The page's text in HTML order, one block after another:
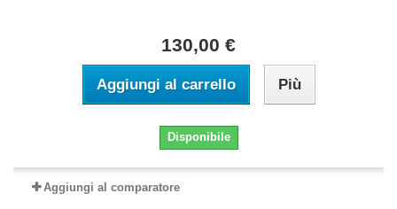
130,00 €
Aggiungi al carrello Più
Disponibile
Aggiungi al comparatore